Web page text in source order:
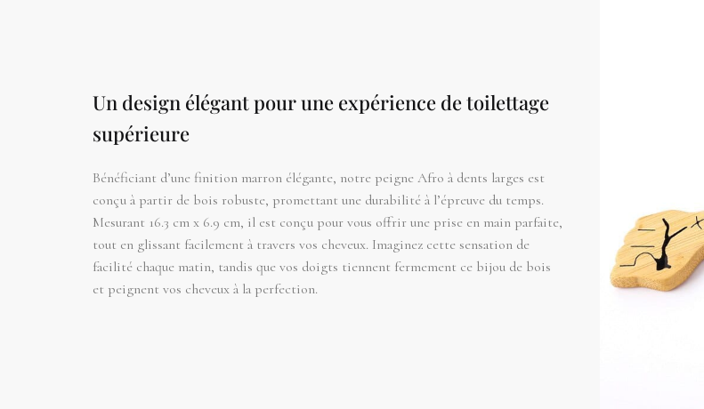
Un design élégant pour une expérience de toilettage
supérieure
Bénéficiant d’une finition marron élégante, notre peigne Afro à dents larges est
conçu à partir de bois robuste, promettant une durabilité à l’épreuve du temps.
Mesurant 16.3 cm x 6.9 cm, il est conçu pour vous offrir une prise en main parfaite,
tout en glissant facilement à travers vos cheveux. Imaginez cette sensation de
facilité chaque matin, tandis que vos doigts tiennent fermement ce bijou de bois
et peignent vos cheveux à la perfection.